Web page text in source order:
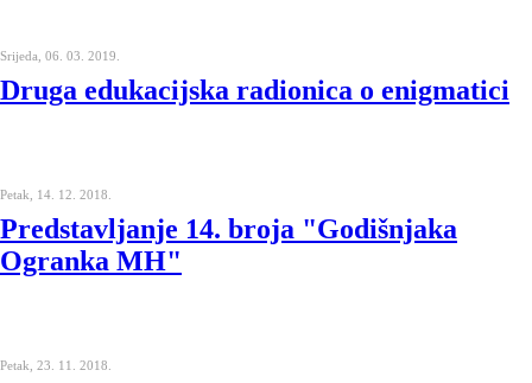
Srijeda, 06. 03. 2019.
Druga edukacijska radionica o enigmatici
Petak, 14. 12. 2018.
Predstavljanje 14. broja "Godišnjaka
Ogranka MH"
Petak, 23. 11. 2018.